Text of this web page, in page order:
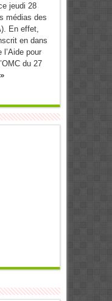
jeudi 28
médias des
En effet,
en dans
l’Aide pour
du 27